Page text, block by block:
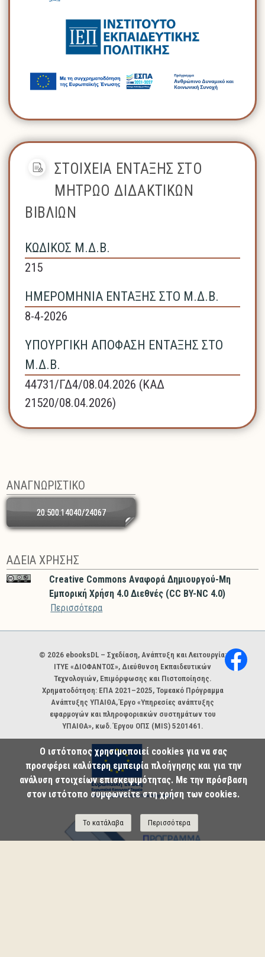
ΣΤΟΙΧΕΙΑ ΕΝΤΑΞΗΣ ΣΤΟ
ΜΗΤΡΩΟ ΔΙΔΑΚΤΙΚΩΝ
ΒΙΒΛΙΩΝ
ΚΩΔΙΚΟΣ Μ.Δ.Β.
215
ΗΜΕΡΟΜΗΝΙΑ ΕΝΤΑΞΗΣ ΣΤΟ Μ.Δ.Β.
8-4-2026
ΥΠΟΥΡΓΙΚΗ ΑΠΟΦΑΣΗ ΕΝΤΑΞΗΣ ΣΤΟ
Μ.Δ.Β.
44731/ΓΔ4/08.04.2026 (ΚΑΔ
21520/08.04.2026)
ΑΝΑΓΝΩΡΙΣΤΙΚΟ
20.500.14040/24067
ΑΔΕΙΑ ΧΡΗΣΗΣ
Creative Commons Αναφορά Δημιουργού-Μη
Εμπορική Χρήση 4.0 Διεθνές (CC BY-NC 4.0)
Περισσότερα
Χορηγοί και φορείς
© 2026 ebooksDL – Σχεδίαση, Ανάπτυξη και Λειτουργία:
ΙΤΥΕ «ΔΙΟΦΑΝΤΟΣ», Διεύθυνση Εκπαιδευτικών
Τεχνολογιών, Επιμόρφωσης και Πιστοποίησης.
Χρηματοδότηση: ΕΠΑ 2021–2025, Τομεακό Πρόγραμμα
Ανάπτυξης ΥΠΑΙΘΑ, Έργο «Υπηρεσίες ανάπτυξης
εφαρμογών και πληροφοριακών συστημάτων του
ΥΠΑΙΘΑ», κωδ. Έργου ΟΠΣ (MIS) 5201461.
Ο ιστότοπος χρησιμοποιεί cookies για να σας
προσφέρει καλύτερη εμπειρία πλοήγησης και για την
ανάλυση στοιχείων επισκεψιμότητας. Με την πρόσβαση
στον ιστότοπο συμφωνείτε στη χρήση των cookies.
Το κατάλαβα Περισσότερα